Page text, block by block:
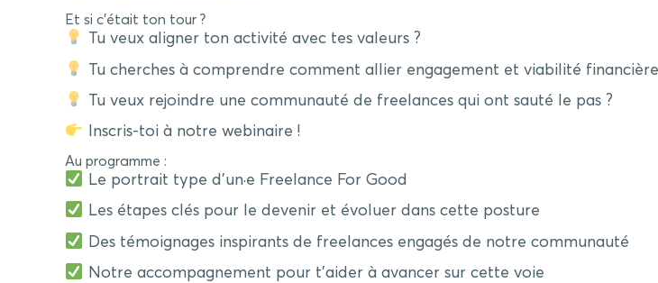
Et si c’était ton tour ?
Tu veux aligner ton activité avec tes valeurs ?
Tu cherches à comprendre comment allier engagement et viabilité
Tu veux rejoindre une communauté de freelances qui ont sauté le pas ?
Inscris-toi à notre webinaire !
Au programme :
Le portrait type d’un·e Freelance For Good
Les étapes clés pour le devenir et évoluer dans cette posture
Des témoignages inspirants de freelances engagés de notre communauté
Notre accompagnement pour t’aider à avancer sur cette voie